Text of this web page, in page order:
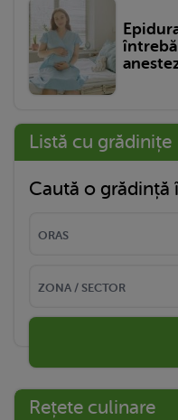
Listă cu grădinițe
Caută o grădință
Rețete culinare